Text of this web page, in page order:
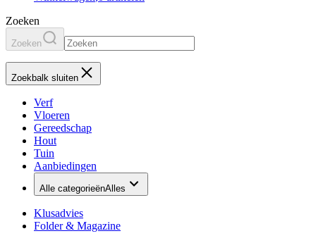
Zoeken
Zoeken
Zoekbalk sluiten
Verf
Vloeren
Gereedschap
Hout
Tuin
Aanbiedingen
Alle categorieënAlles
Klusadvies
Folder & Magazine